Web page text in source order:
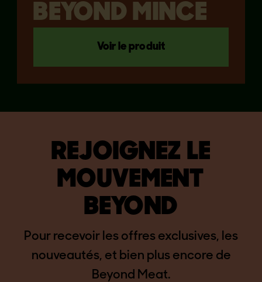
BEYOND MINCE
Voir le produit
REJOIGNEZ LE
MOUVEMENT
BEYOND
Pour recevoir les offres exclusives, les
nouveautés, et bien plus encore de
Beyond Meat.